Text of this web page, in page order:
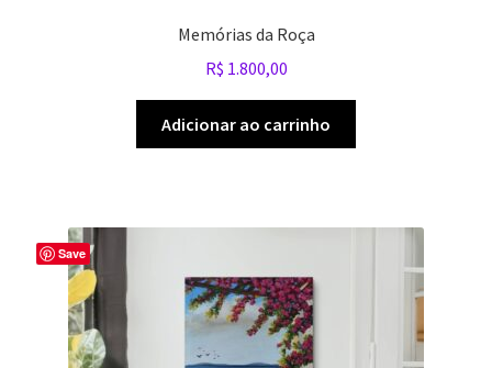
Memórias da Roça
R$ 1.800,00
Adicionar ao carrinho
Save